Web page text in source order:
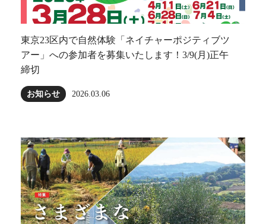
東京23区内で自然体験「ネイチャーポジティブツ
アー」への参加者を募集いたします！3/9(月)正午
締切
お知らせ 2026.03.06